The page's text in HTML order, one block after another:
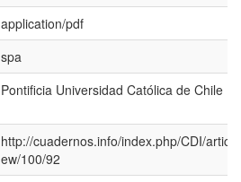
application/pdf
spa
Pontificia Universidad Católica de Chile
http://cuadernos.info/index.php/CDI/
ew/100/92